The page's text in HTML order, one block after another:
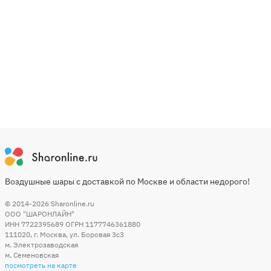
Воздушные шары с доставкой по Москве и области недорого!
© 2014-2026 Sharonline.ru
ООО "ШАРОНЛАЙН"
ИНН 7722395689 ОГРН 1177746361880
111020, г. Москва, ул. Боровая 3c3
м. Электрозаводская
м. Семеновская
посмотреть на карте